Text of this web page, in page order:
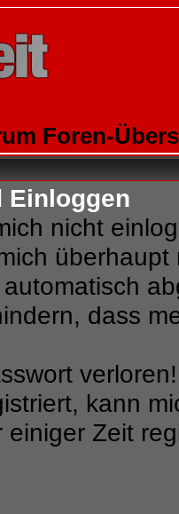
Foren-
Einloggen
nicht
überhaupt
dass
verloren!
kann
einiger Zeit